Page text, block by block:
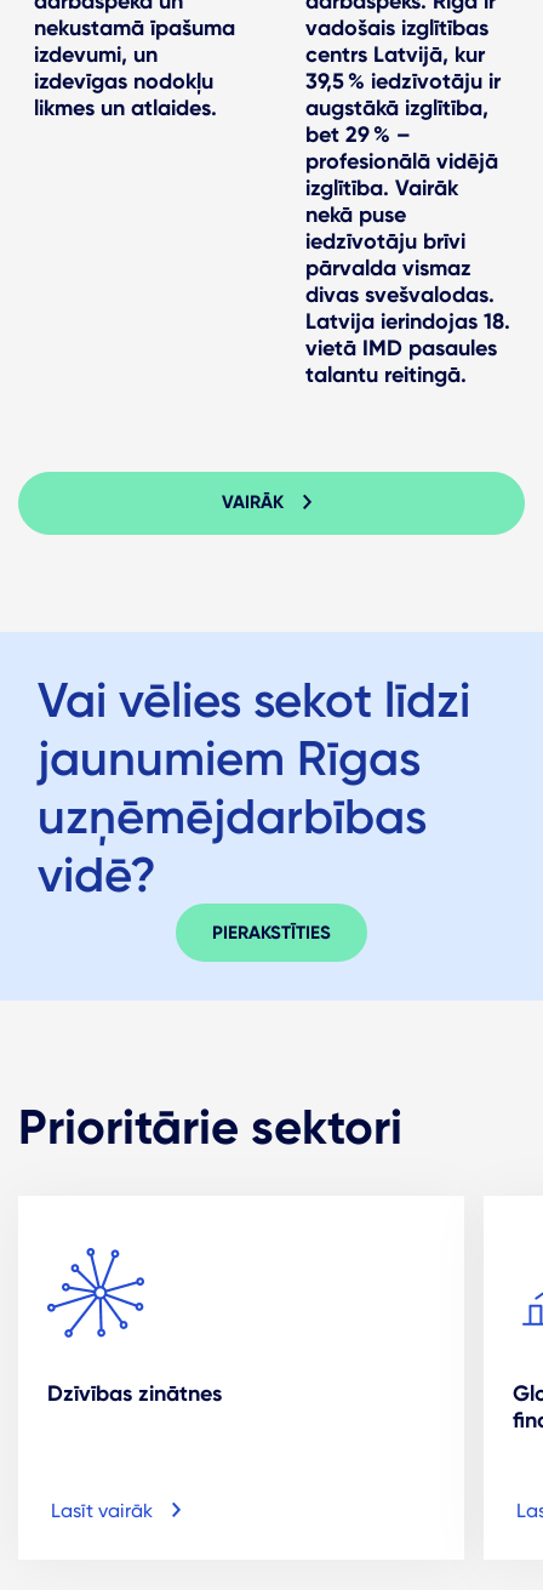
nekustamā īpašuma
izdevumi, un
izdevīgas nodokļu
likmes un atlaides.
vadošais izglītības
centrs Latvijā, kur
39,5 % iedzīvotāju ir
augstākā izglītība,
bet 29 % –
profesionālā vidējā
izglītība. Vairāk
nekā puse
iedzīvotāju brīvi
pārvalda vismaz
divas svešvalodas.
Latvija ierindojas 18.
vietā IMD pasaules
talantu reitingā.
VAIRĀK
Vai vēlies sekot līdzi
jaunumiem Rīgas
uzņēmējdarbības
vidē?
PIERAKSTĪTIES
Prioritārie sektori
Dzīvības zinātnes
Lasīt vairāk